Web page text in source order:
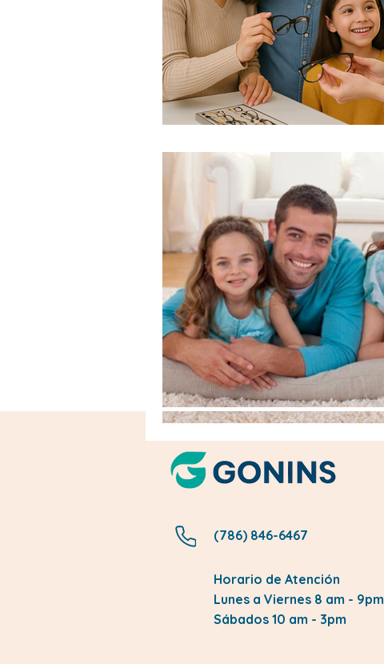
(786) 846-6467
Horario de Atención
Lunes a Viernes 8 am - 9pm
Sábados 10 am - 3pm